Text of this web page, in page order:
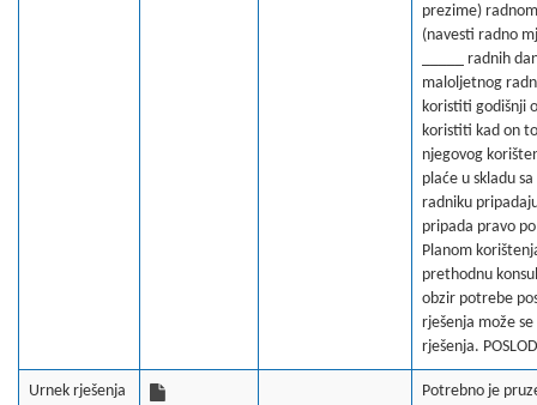
prezime)
(navesti radno
_____ radnih
maloljetnog
koristiti godišnji
koristiti kad on
njegovog
plaće u skladu
radniku
pripada pravo
Planom
prethodnu
obzir potrebe
rješenja može
rješenja.
Urnek rješenja
Potrebno je